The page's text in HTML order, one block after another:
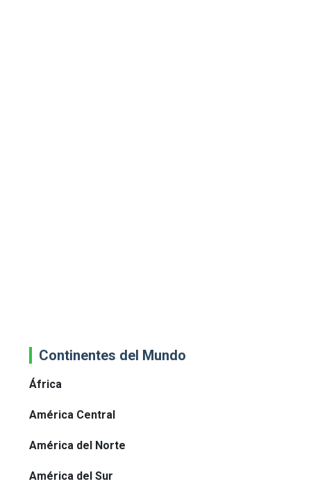
Continentes del Mundo
África
América Central
América del Norte
América del Sur